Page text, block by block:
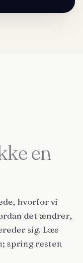
en
hvorfor vi
det ændrer,
sig. Læs
spring resten